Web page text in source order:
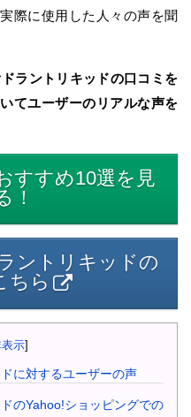
際に使用した人々の声を聞
ラントリキッドの口コミを
てユーザーのリアルな声を
すすめ10選を見
！
ントリキッドの
ちら
示]
に対するユーザーの声
のYahoo!ショッピングでの